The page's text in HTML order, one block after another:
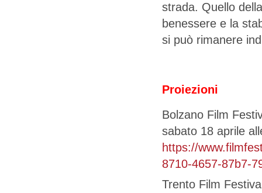
strada. Quello
benessere e la
si può rimanere
Proiezioni
Bolzano Film
sabato 18 aprile
https://
8710-4657-87b7-
Trento Film